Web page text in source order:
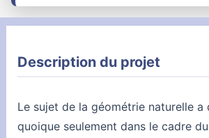
Description du projet
Le sujet de la géométrie naturelle a
quoique seulement dans le cadre